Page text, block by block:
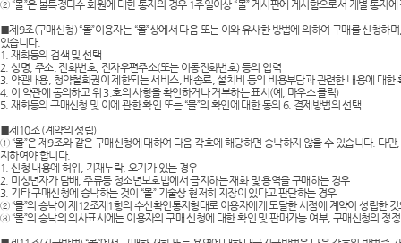
AP-100185
AP-100053
AP-100068
AP-100020
보조배터리
② “몰”은 불특정다수 회원에 대한 통지의 경우 1주일이상 “몰” 게시판에 게시함으로서 개별 통
■제9조(구매신청) “몰”이용자는 “몰”상에서 다음 또는 이와 유사한 방법에 의하여 구매를 신청
있습니다.
1. 재화등의 검색 및 선택
2. 성명, 주소, 전화번호, 전자우편주소(또는 이동전화번호) 등의 입력
3. 약관내용, 청약철회권이 제한되는 서비스, 배송료, 설치비 등의 비용부담과 관련한 내용에 대한
4. 이 약관에 동의하고 위 3.호의 사항을 확인하거나 거부하는 표시(예, 마우스 클릭)
5. 재화등의 구매신청 및 이에 관한 확인 또는 “몰”의 확인에 대한 동의 6. 결제방법의 선택
■제10조 (계약의 성립)
① “몰”은 제9조와 같은 구매신청에 대하여 다음 각호에 해당하면 승낙하지 않을 수 있습니다. 다
지하여야 합니다.
1. 신청 내용에 허위, 기재누락, 오기가 있는 경우
2. 미성년자가 담배, 주류등 청소년보호법에서 금지하는 재화 및 용역을 구매하는 경우
3. 기타 구매신청에 승낙하는 것이 “몰” 기술상 현저히 지장이 있다고 판단하는 경우
② “몰”의 승낙이 제12조제1항의 수신확인통지형태로 이용자에게 도달한 시점에 계약이 성립한
③ “몰”의 승낙의 의사표시에는 이용자의 구매 신청에 대한 확인 및 판매가능 여부, 구매신청의 정